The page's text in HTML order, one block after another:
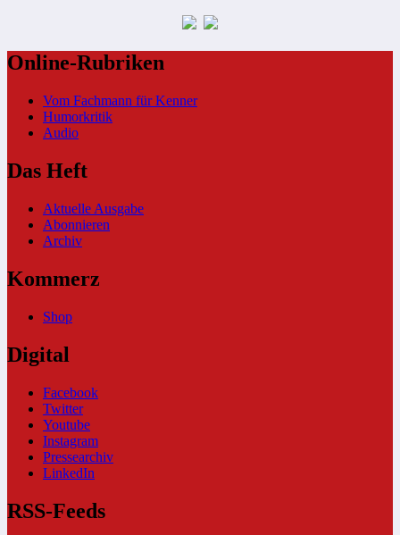
Online-Rubriken
Vom Fachmann für Kenner
Humorkritik
Audio
Das Heft
Aktuelle Ausgabe
Abonnieren
Archiv
Kommerz
Shop
Digital
Facebook
Twitter
Youtube
Instagram
Pressearchiv
LinkedIn
RSS-Feeds